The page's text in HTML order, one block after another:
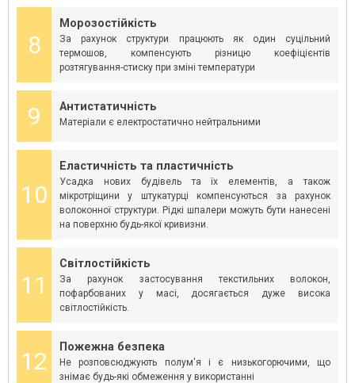
8
Морозостійкість
За рахунок структури працюють як один суцільний
термошов, компенсують різницю коефіцієнтів
розтягування-стиску при зміні температури
9 Антистатичність
Матеріали є електростатично нейтральними
10
Еластичність та пластичність
Усадка нових будівель та їх елементів, а також
мікротріщини у штукатурці компенсуються за рахунок
волоконної структури. Рідкі шпалери можуть бути нанесені
на поверхню будь-якої кривизни.
11
Світлостійкість
За рахунок застосування текстильних волокон,
пофарбованих у масі, досягається дуже висока
світлостійкість.
12
Пожежна безпека
Не розповсюджують полум'я і є низькогорючими, що
знімає будь-які обмеження у використанні